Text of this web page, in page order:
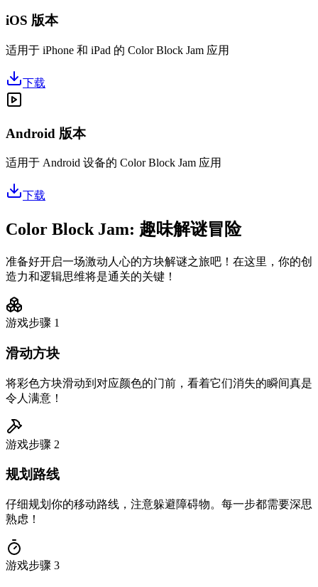
iOS 版本
适用于 iPhone 和 iPad 的 Color Block Jam 应用
下载
Android 版本
适用于 Android 设备的 Color Block Jam 应用
下载
Color Block Jam: 趣味解谜冒险
准备好开启一场激动人心的方块解谜之旅吧！在这里，你的创
造力和逻辑思维将是通关的关键！
游戏步骤 1
滑动方块
将彩色方块滑动到对应颜色的门前，看着它们消失的瞬间真是
令人满意！
游戏步骤 2
规划路线
仔细规划你的移动路线，注意躲避障碍物。每一步都需要深思
熟虑！
游戏步骤 3